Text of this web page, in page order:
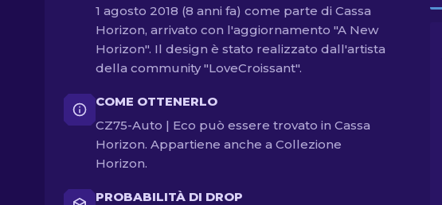
1 agosto 2018 (8 anni fa) come parte di Cassa
Horizon, arrivato con l'aggiornamento "A New
Horizon". Il design è stato realizzato dall'artista
della community "LoveCroissant".
COME OTTENERLO
CZ75-Auto | Eco può essere trovato in Cassa
Horizon. Appartiene anche a Collezione
Horizon.
PROBABILITÀ DI DROP